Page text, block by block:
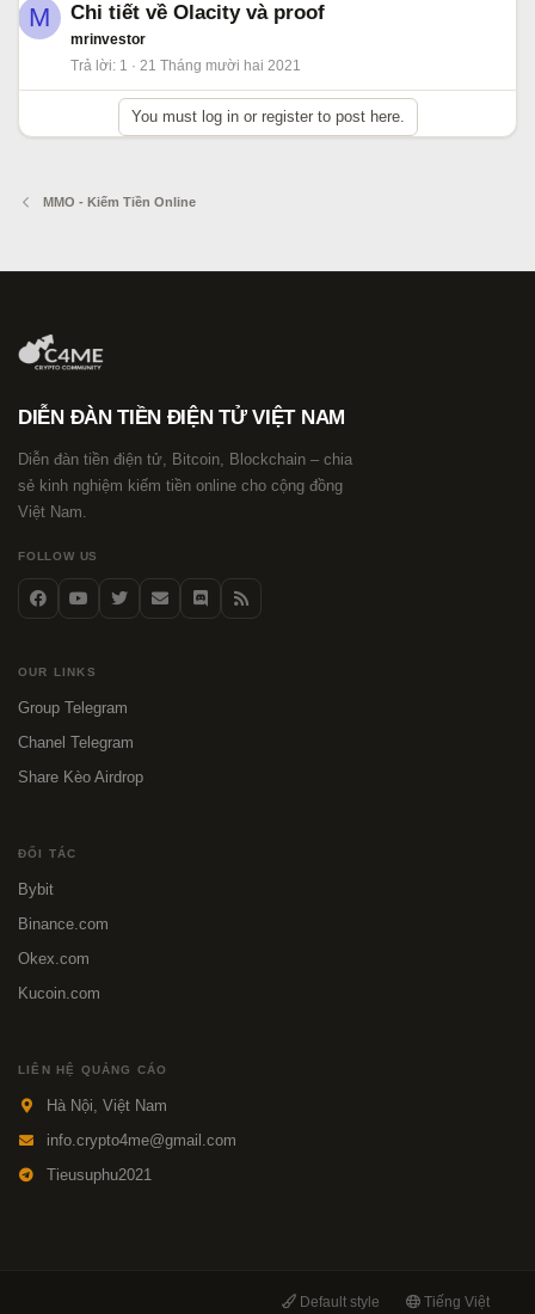
M Chi tiết về Olacity và proof
mrinvestor
Trả lời 1 21 Tháng mười hai 2021
You must log in or register to post here.
MMO - Kiếm Tiền Online
DIỄN ĐÀN TIỀN ĐIỆN TỬ VIỆT NAM
Diễn đàn tiền điện tử, Bitcoin, Blockchain – chia
sẻ kinh nghiệm kiếm tiền online cho cộng đồng
Việt Nam.
FOLLOW US
OUR LINKS
Group Telegram
Chanel Telegram
Share Kèo Airdrop
ĐỐI TÁC
Bybit
Binance.com
Okex.com
Kucoin.com
LIÊN HỆ QUẢNG CÁO
Hà Nội, Việt Nam
info.crypto4me@gmail.com
Tieusuphu2021
Default style Tiếng Việt